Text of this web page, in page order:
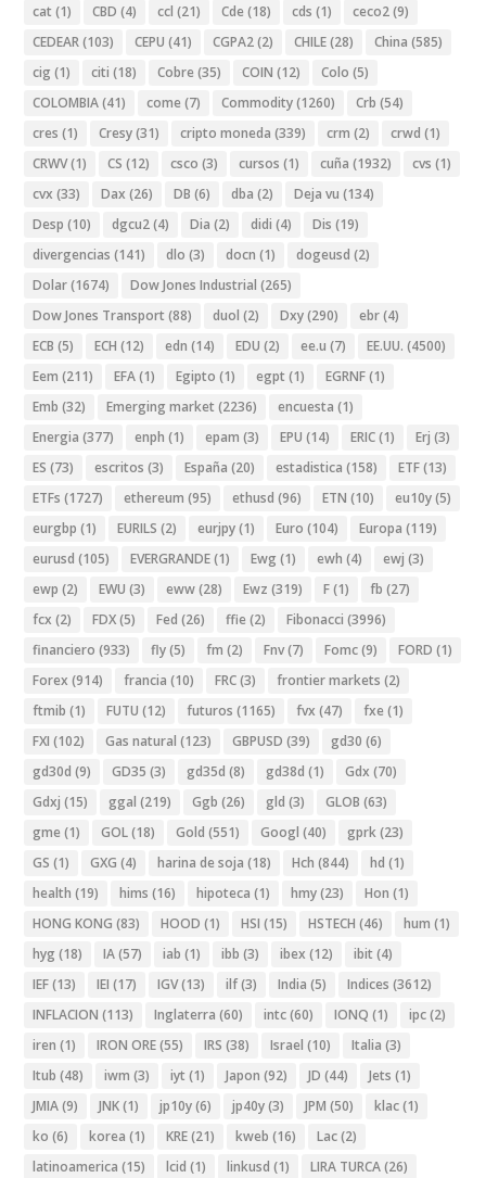
cat (1) CBD (4) ccl (21) Cde (18) cds (1) ceco2(9)
CEDEAR(103) CEPU (41) CGPA2(2) CHILE(28) China (585)
cig (1) citi (18) Cobre (35) COIN (12) Colo (5)
COLOMBIA(41) come (7) Commodity(1260) Crb (54)
cres (1) Cresy(31) cripto moneda (339) crm (2) crwd (1)
CRWV(1) CS (12) csco (3) cursos (1) cuña (1932) cvs (1)
cvx (33) Dax (26) DB (6) dba (2) Deja vu (134)
Desp (10) dgcu2(4) Dia (2) didi (4) Dis (19)
divergencias (141) dlo (3) docn (1) dogeusd (2)
Dolar(1674) Dow Jones Industrial (265)
Dow Jones Transport (88) duol (2) Dxy(290) ebr(4)
ECB (5) ECH (12) edn (14) EDU (2) ee.u (7) EE.UU. (4500)
Eem (211) EFA(1) Egipto (1) egpt (1) EGRNF(1)
Emb (32) Emerging market (2236) encuesta (1)
Energia (377) enph (1) epam (3) EPU (14) ERIC(1) Erj (3)
ES (73) escritos (3) España (20) estadistica (158) ETF(13)
ETFs (1727) ethereum (95) ethusd (96) ETN (10) eu10y(5)
eurgbp (1) EURILS (2) eurjpy(1) Euro (104) Europa (119)
eurusd (105) EVERGRANDE(1) Ewg (1) ewh (4) ewj (3)
ewp (2) EWU (3) eww(28) Ewz (319) F(1) fb (27)
fcx (2) FDX(5) Fed (26) ffie (2) Fibonacci (3996)
financiero (933) fly(5) fm (2) Fnv(7) Fomc(9) FORD (1)
Forex (914) francia (10) FRC(3) frontier markets (2)
ftmib (1) FUTU (12) futuros (1165) fvx (47) fxe (1)
FXI (102) Gas natural (123) GBPUSD (39) gd30 (6)
gd30d (9) GD35 (3) gd35d (8) gd38d (1) Gdx (70)
Gdxj (15) ggal (219) Ggb (26) gld (3) GLOB (63)
gme (1) GOL(18) Gold (551) Googl (40) gprk(23)
GS (1) GXG (4) harina de soja (18) Hch (844) hd (1)
health (19) hims (16) hipoteca (1) hmy(23) Hon (1)
HONG KONG (83) HOOD (1) HSI (15) HSTECH (46) hum (1)
hyg (18) IA(57) iab (1) ibb (3) ibex (12) ibit (4)
IEF(13) IEI (17) IGV(13) ilf(3) India (5) Indices (3612)
INFLACION (113) Inglaterra (60) intc(60) IONQ (1) ipc(2)
iren (1) IRON ORE(55) IRS (38) Israel (10) Italia (3)
Itub (48) iwm (3) iyt (1) Japon (92) JD (44) Jets (1)
JMIA(9) JNK(1) jp10y(6) jp40y(3) JPM (50) klac(1)
ko (6) korea (1) KRE(21) kweb (16) Lac(2)
latinoamerica (15) lcid (1) linkusd (1) LIRA TURCA(26)